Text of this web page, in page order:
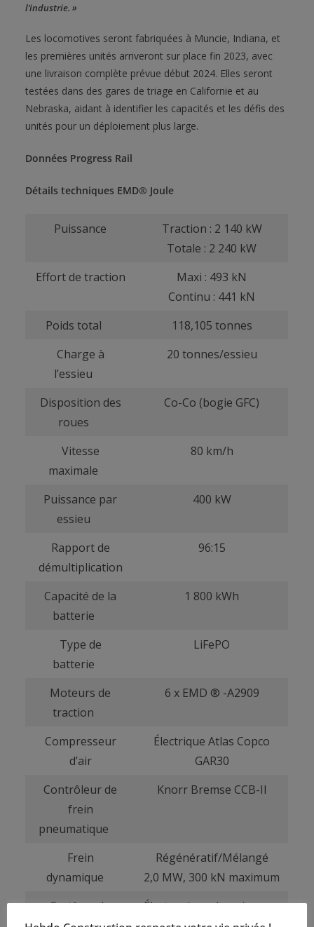
l’industrie. »
Les locomotives seront fabriquées à Muncie, Indiana, et
les premières unités arriveront sur place fin 2023, avec
une livraison complète prévue début 2024. Elles seront
testées dans des gares de triage en Californie et au
Nebraska, aidant à identifier les capacités et les défis des
unités pour un déploiement plus large.
Données Progress Rail
Détails techniques EMD® Joule
Puissance
Traction : 2 140 kW
Totale : 2 240 kW
Effort de traction
Maxi : 493 kN
Continu : 441 kN
Poids total
118,105 tonnes
Charge à
l’essieu
20 tonnes/essieu
Disposition des
roues
Co-Co (bogie GFC)
Vitesse
maximale
80 km/h
Puissance par
essieu
400 kW
Rapport de
démultiplication
96:15
Capacité de la
batterie
1 800 kWh
Type de
batterie
LiFePO
Moteurs de
traction
6 x EMD ® -A2909
Compresseur
d’air
Électrique Atlas Copco
GAR30
Contrôleur de
frein
pneumatique
Knorr Bremse CCB-II
Frein
dynamique
Régénératif/Mélangé
2,0 MW, 300 kN maximum
Système de
Électronique de puissance